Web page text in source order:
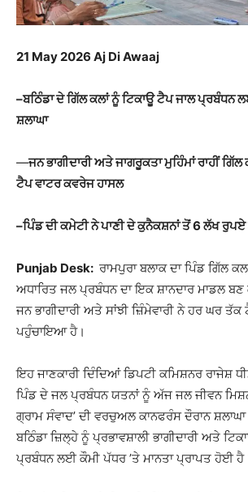
21 May 2026 Aj Di Awaaj
–ਬਠਿੰਡਾ ਦੇ ਗਿੱਲ ਕਲਾਂ ਨੂੰ ਟਿਕਾਊ ਟੈਪ ਜਾਲ ਪ੍ਰਬੰਧਨ
ਸ਼ਲਾਘਾ
—ਜਨ ਭਾਗੀਦਾਰੀ ਅਤੇ ਜਾਗਰੂਕਤਾ ਮੁਹਿੰਮਾਂ ਰਾਹੀਂ
ਟੈਪ ਵਾਟਰ ਕਵਰੇਜ ਹਾਸਲ
–ਪਿੰਡ ਦੀ ਕਮੇਟੀ ਨੇ ਪਾਣੀ ਦੇ ਕੁਨੈਕਸ਼ਨਾਂ ਤੋਂ 6 ਲੱਖ
Punjab Desk: ਰਾਮਪੁਰਾ ਬਲਾਕ ਦਾ ਪਿੰਡ ਗਿੱਲ
ਅਧਾਰਿਤ ਜਲ ਪ੍ਰਬੰਧਨ ਦਾ ਇਕ ਸ਼ਾਨਦਾਰ ਮਾਡਲ
ਜਨ ਭਾਗੀਦਾਰੀ ਅਤੇ ਸਾਂਝੀ ਜ਼ਿੰਮੇਵਾਰੀ ਨੇ ਹਰ ਘਰ
ਪਹੁੰਚਾਇਆ ਹੈ।
ਇਹ ਜਾਣਕਾਰੀ ਦਿੰਦਿਆਂ ਡਿਪਟੀ ਕਮਿਸ਼ਨਰ ਰਾਜੇਸ਼
ਪਿੰਡ ਦੇ ਜਲ ਪ੍ਰਬੰਧਨ ਯਤਨਾਂ ਨੂੰ ਅੱਜ ਜਲ ਜੀਵਨ
ਗ੍ਰਾਮ ਸੰਵਾਦ’ ਦੀ ਵਰਚੁਅਲ ਕਾਨਫਰੰਸ ਦੌਰਾਨ
ਬਠਿੰਡਾ ਜ਼ਿਲ੍ਹੇ ਨੂੰ ਪ੍ਰਭਾਵਸ਼ਾਲੀ ਭਾਗੀਦਾਰੀ ਅਤੇ
ਪ੍ਰਬੰਧਨ ਲਈ ਕੌਮੀ ਪੱਧਰ ’ਤੇ ਮਾਨਤਾ ਪ੍ਰਾਪਤ ਹੋਈ